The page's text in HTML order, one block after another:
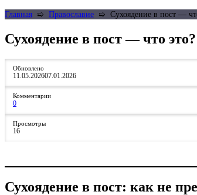
Главная ➯ Православие ➯ Сухоядение в пост —
Сухоядение в пост — что
Обновлено
11.05.202607.01.2026
Комментарии
0
Просмотры
16
Сухоядение в пост: как не